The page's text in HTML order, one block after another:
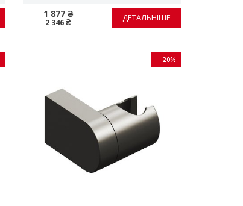
1 877 ₴
2 346 ₴ ДЕТАЛЬНІШЕ
− 20%